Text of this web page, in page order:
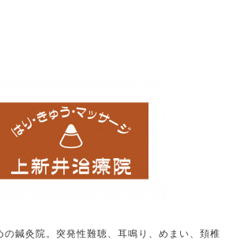
の鍼灸院。突発性難聴、耳鳴り、めまい、頚椎